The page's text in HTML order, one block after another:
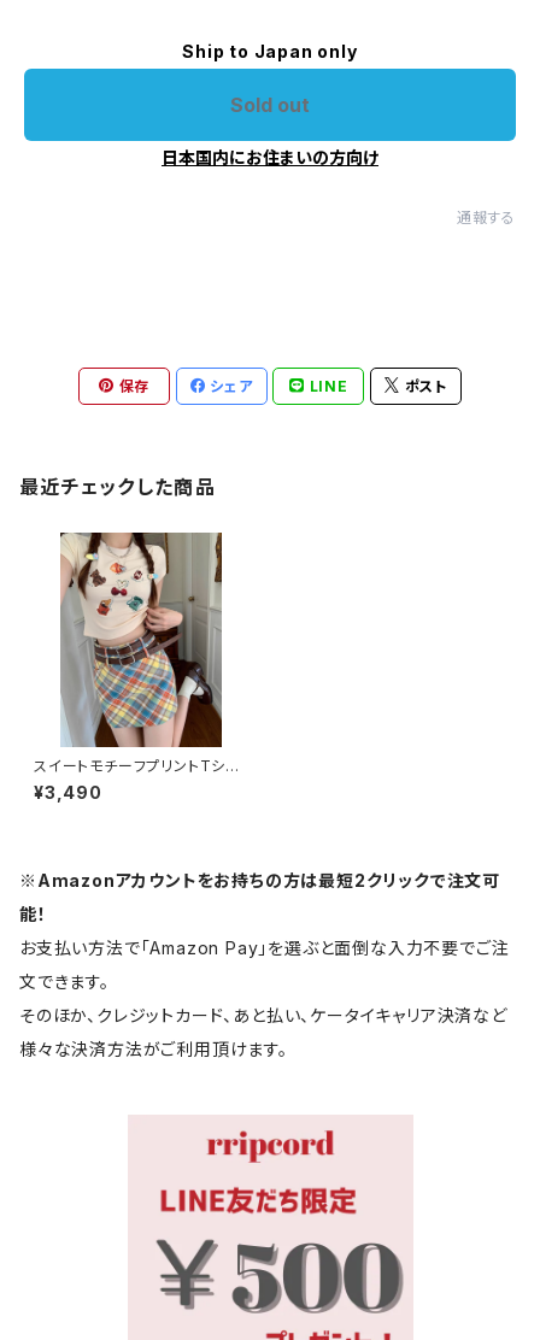
Ship to Japan only
Sold out
日本国内にお住まいの方向け
通報する
保存 シェア LINE ポスト
最近チェックした商品
スイートモチーフプリントTシャ
ツ 1013-240806015
¥3,490
※Amazonアカウントをお持ちの方は最短2クリックで注文可
能！
お支払い方法で「Amazon Pay」を選ぶと面倒な入力不要でご注
文できます。
そのほか、クレジットカード、あと払い、ケータイキャリア決済など
様々な決済方法がご利用頂けます。